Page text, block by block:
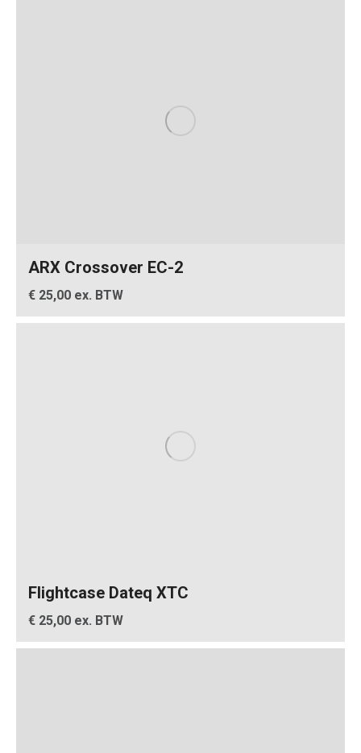
ARX Crossover EC-2
€ 25,00 ex. BTW
Flightcase Dateq XTC
€ 25,00 ex. BTW